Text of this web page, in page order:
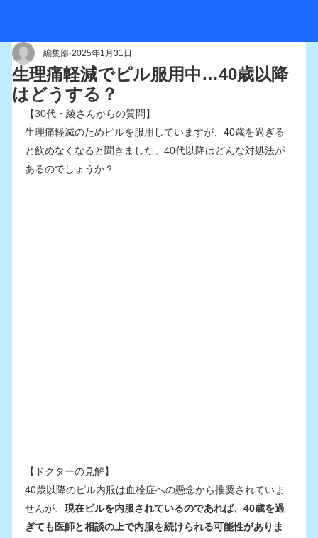
生理痛軽減でピル服用中…40歳以降
はどうする？
編集部 2025年1月31日
【30代・綾さんからの質問】
生理痛軽減のためピルを服用していますが、40歳を過ぎる
と飲めなくなると聞きました。40代以降はどんな対処法が
あるのでしょうか？
【ドクターの見解】
40歳以降のピル内服は血栓症への懸念から推奨されていま
せんが、現在ピルを内服されているのであれば、40歳を過
ぎても医師と相談の上で内服を続けられる可能性がありま